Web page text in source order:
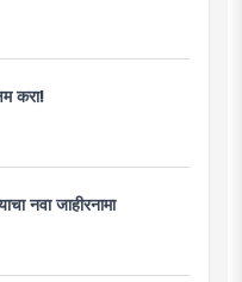
करा!
नवा जाहीरनामा